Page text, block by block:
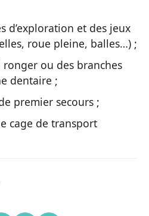
d’exploration et des jeux
roue pleine, balles…) ;
ronger ou des branches
dentaire ;
premier secours ;
cage de transport